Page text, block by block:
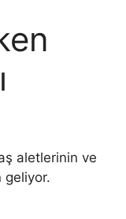
aletlerinin ve
geliyor.